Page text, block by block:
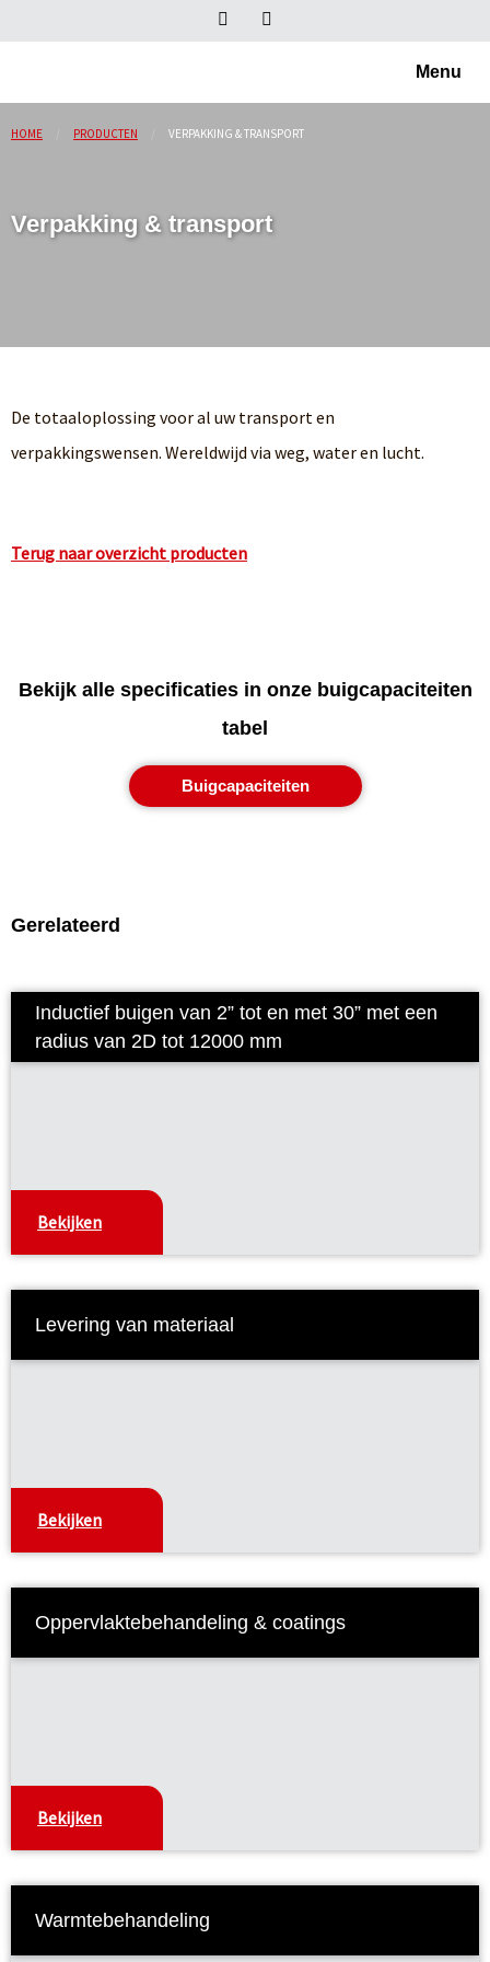
Menu
HOME PRODUCTEN VERPAKKING & TRANSPORT
Verpakking & transport
De totaaloplossing voor al uw transport en
verpakkingswensen. Wereldwijd via weg, water en lucht.
Terug naar overzicht producten
Bekijk alle specificaties in onze buigcapaciteiten
tabel
Buigcapaciteiten
Gerelateerd
Inductief buigen van 2” tot en met 30” met een
radius van 2D tot 12000 mm
Bekijken
Levering van materiaal
Bekijken
Oppervlaktebehandeling & coatings
Bekijken
Warmtebehandeling